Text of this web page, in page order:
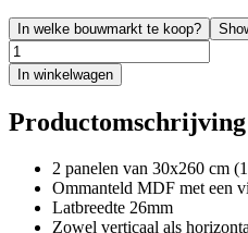
In welke bouwmarkt te koop?
In winkelwagen
Productomschrijving
2 panelen van 30x260 cm
Ommanteld MDF met een
Latbreedte 26mm
Zowel verticaal als